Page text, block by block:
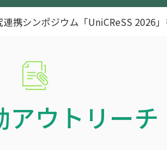
携シンポジウム「UniCReSS 2026
アウトリーチ